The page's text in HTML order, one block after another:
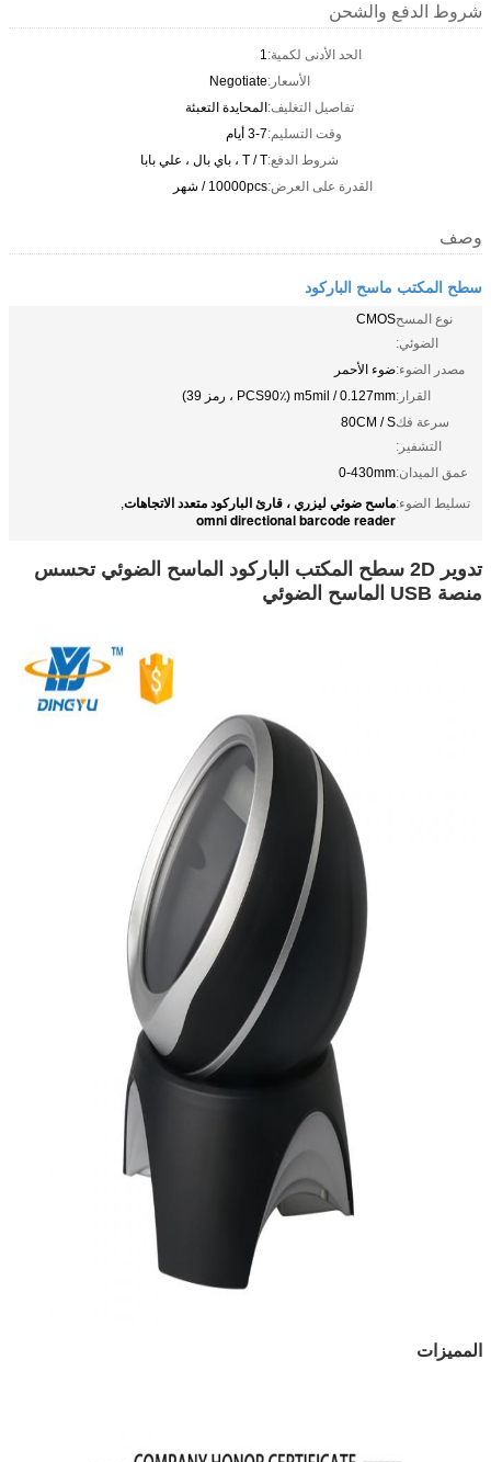
شروط الدفع والشحن
الحد الأدنى لكمية:1
الأسعار:Negotiate
تفاصيل التغليف:المحايدة التعبئة
وقت التسليم:3-7 أيام
شروط الدفع:T / T ، باي بال ، علي بابا
القدرة على العرض:10000pcs / شهر
وصف
سطح المكتب ماسح الباركود
نوع المسح
الضوئي:
CMOS
مصدر الضوء:ضوء الأحمر
القرار:m5mil / 0.127mm (PCS90٪ ، رمز 39)
سرعة فك
التشفير:
80CM / S
عمق الميدان:0-430mm
تسليط الضوء:ماسح ضوئي ليزري ، قارئ الباركود متعدد الاتجاهات,
omni directional barcode reader
تدوير 2D سطح المكتب الباركود الماسح الضوئي تحسس
منصة USB الماسح الضوئي
المميزات